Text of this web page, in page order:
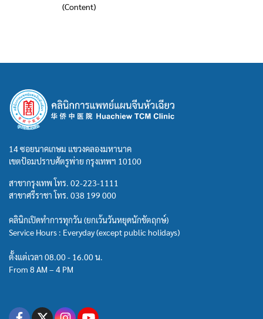
(Content)
14 ซอยนาคเกษม แขวงคลองมหานาค
เขตป้อมปราบศัตรูพ่าย กรุงเทพฯ 10100
สาขากรุงเทพ โทร. 02-223-1111
สาขาศรีราชา โทร. 038 199 000
คลินิกเปิดทำการทุกวัน (ยกเว้นวันหยุดนักขัตฤกษ์)
Service Hours : Everyday (except public holidays)
ตั้งแต่เวลา 08.00 - 16.00 น.
From 8 AM – 4 PM